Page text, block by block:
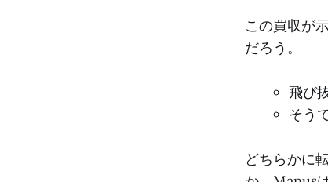
この買収が
だろう。
飛び
そう
どちらかに